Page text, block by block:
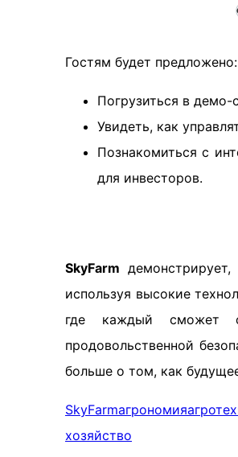
Гостям будет предложено:
Погрузиться в
Увидеть, как
Познакомиться с
для инвесторов.
SkyFarm
используя высокие
где каждый сможет
продовольственной
больше о том, как
SkyFarmагрономия
хозяйство